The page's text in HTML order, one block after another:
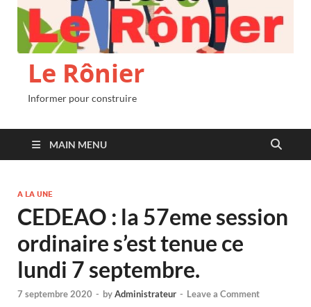
Le Rônier
Informer pour construire
MAIN MENU
A LA UNE
CEDEAO : la 57eme session
ordinaire s’est tenue ce
lundi 7 septembre.
7 septembre 2020 - byAdministrateur - Leave a Comment